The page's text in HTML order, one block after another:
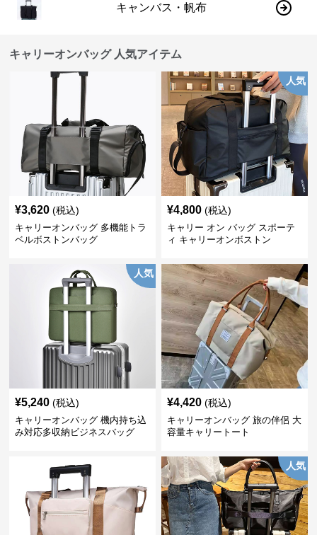
キャンバス・帆布
キャリーオンバッグ 人気アイテム
¥3,620 (税込)
キャリーオンバッグ 多機能トラ
ベルボストンバッグ
人気
¥4,800 (税込)
キャリー オン バッグ スポーテ
ィ キャリーオンボストン
人気
¥5,240 (税込)
キャリーオンバッグ 機内持ち込
み対応多収納ビジネスバッグ
¥4,420 (税込)
キャリーオンバッグ 旅の伴侶 大
容量キャリートート
人気